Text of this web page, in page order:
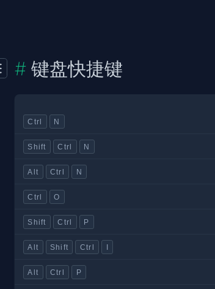
键盘快捷键
Ctrl N
Shift Ctrl N
Alt Ctrl N
Ctrl O
Shift Ctrl P
Alt Shift Ctrl I
Alt Ctrl P